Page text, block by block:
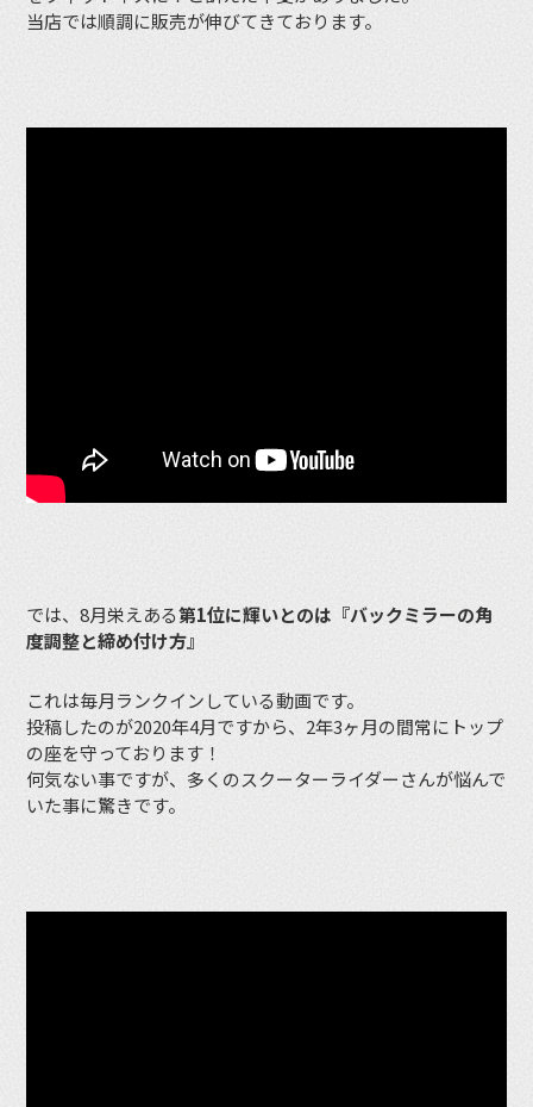
当店では順調に販売が伸びてきております。
では、8月栄えある第1位に輝いとのは『バックミラーの角
度調整と締め付け方』
これは毎月ランクインしている動画です。
投稿したのが2020年4月ですから、2年3ヶ月の間常にトップ
の座を守っております！
何気ない事ですが、多くのスクーターライダーさんが悩んで
いた事に驚きです。